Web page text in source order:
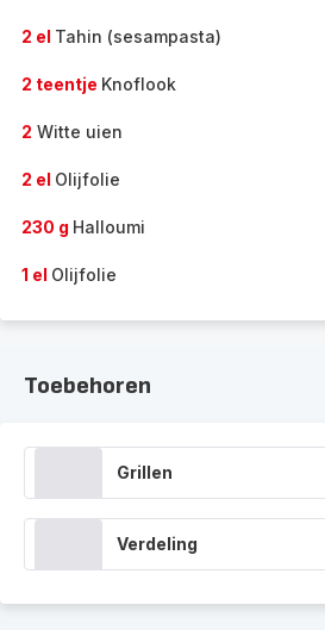
2 el Tahin (sesampasta)
2 teentje Knoflook
2 Witte uien
2 el Olijfolie
230 g Halloumi
1 el Olijfolie
Toebehoren
Grillen
Verdeling